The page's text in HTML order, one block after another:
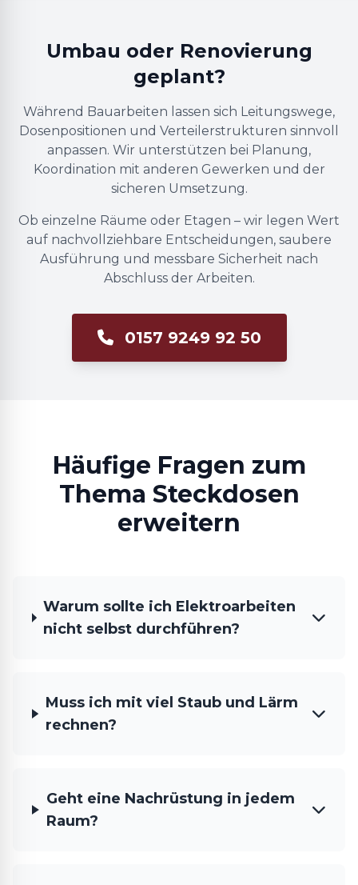
Umbau oder Renovierung
geplant?
Während Bauarbeiten lassen sich Leitungswege,
Dosenpositionen und Verteilerstrukturen sinnvoll
anpassen. Wir unterstützen bei Planung,
Koordination mit anderen Gewerken und der
sicheren Umsetzung.
Ob einzelne Räume oder Etagen – wir legen Wert
auf nachvollziehbare Entscheidungen, saubere
Ausführung und messbare Sicherheit nach
Abschluss der Arbeiten.
0157 9249 92 50
Häufige Fragen zum
Thema Steckdosen
erweitern
Warum sollte ich Elektroarbeiten
nicht selbst durchführen?
Muss ich mit viel Staub und Lärm
rechnen?
Geht eine Nachrüstung in jedem
Raum?